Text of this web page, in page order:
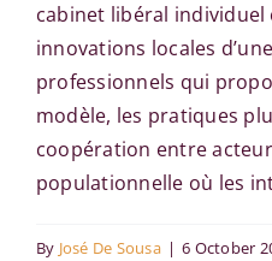
cabinet libéral individuel
innovations locales
professionnels qui
modèle, les pratiques
coopération entre
populationnelle où les
By José De Sousa | 6 October